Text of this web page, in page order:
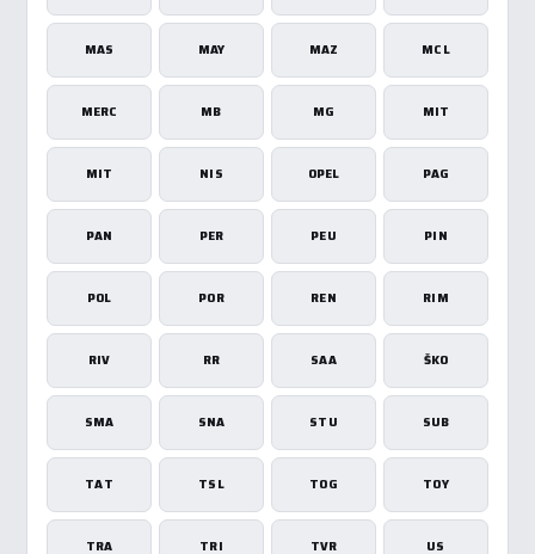
MAS MAY MAZ MCL
MERC MB MG MIT
MIT NIS OPEL PAG
PAN PER PEU PIN
POL POR REN RIM
RIV RR SAA ŠKO
SMA SNA STU SUB
TAT TSL TOG TOY
TRA TRI TVR US